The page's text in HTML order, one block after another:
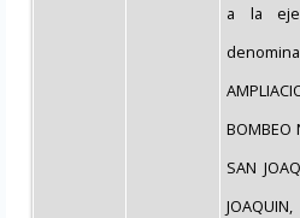
a la
BOMBEO
SAN